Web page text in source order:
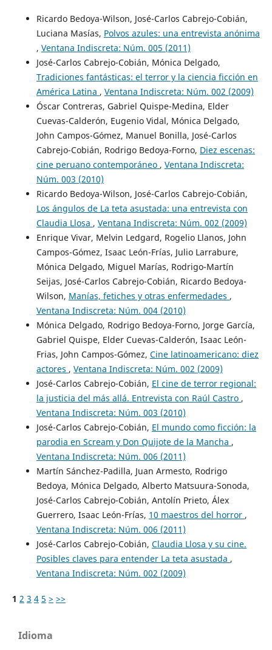
Ricardo Bedoya-Wilson, José-Carlos Cabrejo-Cobián,
Luciana Masías, Polvos azules: una entrevista anónima
, Ventana Indiscreta: Núm. 005 (2011)
José-Carlos Cabrejo-Cobián, Mónica Delgado,
Tradiciones fantásticas: el terror y la ciencia ficción en
América Latina , Ventana Indiscreta: Núm. 002 (2009)
Óscar Contreras, Gabriel Quispe-Medina, Elder
Cuevas-Calderón, Eugenio Vidal, Mónica Delgado,
John Campos-Gómez, Manuel Bonilla, José-Carlos
Cabrejo-Cobián, Rodrigo Bedoya-Forno, Diez escenas:
cine peruano contemporáneo , Ventana Indiscreta:
Núm. 003 (2010)
Ricardo Bedoya-Wilson, José-Carlos Cabrejo-Cobián,
Los ángulos de La teta asustada: una entrevista con
Claudia Llosa , Ventana Indiscreta: Núm. 002 (2009)
Enrique Vivar, Melvin Ledgard, Rogelio Llanos, John
Campos-Gómez, Isaac León-Frías, Julio Larrabure,
Mónica Delgado, Miguel Marías, Rodrigo-Martín
Seijas, José-Carlos Cabrejo-Cobián, Ricardo Bedoya-
Wilson, Manías, fetiches y otras enfermedades ,
Ventana Indiscreta: Núm. 004 (2010)
Mónica Delgado, Rodrigo Bedoya-Forno, Jorge García,
Gabriel Quispe, Elder Cuevas-Calderón, Isaac León-
Frias, John Campos-Gómez, Cine latinoamericano: diez
actores , Ventana Indiscreta: Núm. 002 (2009)
José-Carlos Cabrejo-Cobián, El cine de terror regional:
la justicia del más allá. Entrevista con Raúl Castro ,
Ventana Indiscreta: Núm. 003 (2010)
José-Carlos Cabrejo-Cobián, El mundo como ficción: la
parodia en Scream y Don Quijote de la Mancha ,
Ventana Indiscreta: Núm. 006 (2011)
Martín Sánchez-Padilla, Juan Armesto, Rodrigo
Bedoya, Mónica Delgado, Alberto Matsuura-Sonoda,
José-Carlos Cabrejo-Cobián, Antolín Prieto, Álex
Guerrero, Isaac León-Frías, 10 maestros del horror ,
Ventana Indiscreta: Núm. 006 (2011)
José-Carlos Cabrejo-Cobián, Claudia Llosa y su cine.
Posibles claves para entender La teta asustada ,
Ventana Indiscreta: Núm. 002 (2009)
1 2 3 4 5 > >>
Idioma